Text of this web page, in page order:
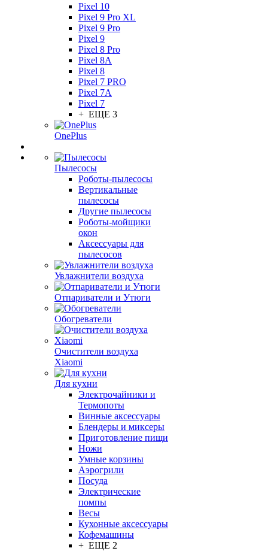
Pixel 10
Pixel 9 Pro XL
Pixel 9 Pro
Pixel 9
Pixel 8 Pro
Pixel 8A
Pixel 8
Pixel 7 PRO
Pixel 7A
Pixel 7
+ ЕЩЕ 3
OnePlus
Пылесосы
Роботы-пылесосы
Вертикальные
пылесосы
Другие пылесосы
Роботы-мойщики
окон
Аксессуары для
пылесосов
Увлажнители воздуха
Отпариватели и Утюги
Обогреватели
Очистители воздуха
Xiaomi
Для кухни
Электрочайники и
Термопоты
Винные аксессуары
Блендеры и миксеры
Приготовление пищи
Ножи
Умные корзины
Аэрогрили
Посуда
Электрические
помпы
Весы
Кухонные аксессуары
Кофемашины
+ ЕЩЕ 2